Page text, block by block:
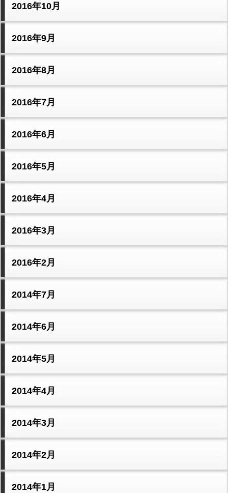
2016年10月
2016年9月
2016年8月
2016年7月
2016年6月
2016年5月
2016年4月
2016年3月
2016年2月
2014年7月
2014年6月
2014年5月
2014年4月
2014年3月
2014年2月
2014年1月